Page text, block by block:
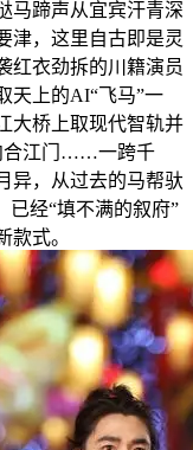
马蹄声从宜宾汗青深
津，这里自古即是灵
红衣劲拆的川籍演员
天上的AI“飞马”一
大桥上取现代智轨并
合江门……一跨千
异，从过去的马帮驮
已经“填不满的叙府”
款式。